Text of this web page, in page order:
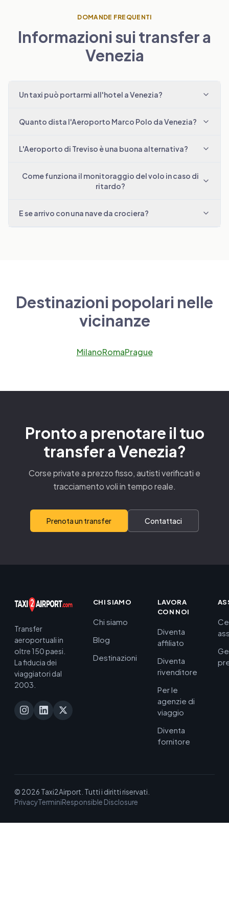
DOMANDE FREQUENTI
Informazioni sui transfer a
Venezia
Un taxi può portarmi all'hotel a Venezia?
Quanto dista l'Aeroporto Marco Polo da Venezia?
L'Aeroporto di Treviso è una buona alternativa?
Come funziona il monitoraggio del volo in caso di
ritardo?
E se arrivo con una nave da crociera?
Destinazioni popolari nelle
vicinanze
MilanoRomaPrague
Pronto a prenotare il tuo
transfer a Venezia?
Corse private a prezzo fisso, autisti verificati e
tracciamento voli in tempo reale.
Prenota un transfer Contattaci
Transfer
aeroportuali in
oltre 150 paesi.
La fiducia dei
viaggiatori dal
2003.
CHI SIAMO
Chi siamo
Blog
Destinazioni
LAVORA
CON NOI
Diventa
affiliato
Diventa
rivenditore
Per le
agenzie di
viaggio
Diventa
fornitore
© 2026 Taxi2Airport. Tutti i diritti riservati.
PrivacyTerminiResponsible Disclosure